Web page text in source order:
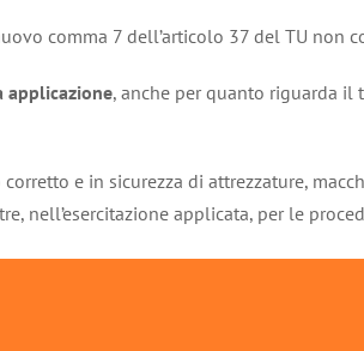
comma 7 dell’articolo 37 del TU non
applicazione, anche per quanto riguarda il
corretto e in sicurezza di attrezzature,
nell’esercitazione applicata, per le
applicata”